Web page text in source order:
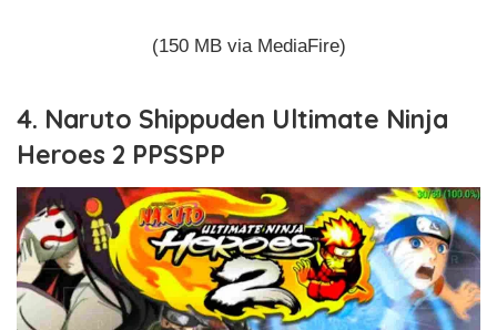
(150 MB via MediaFire)
4. Naruto Shippuden Ultimate Ninja
Heroes 2 PPSSPP